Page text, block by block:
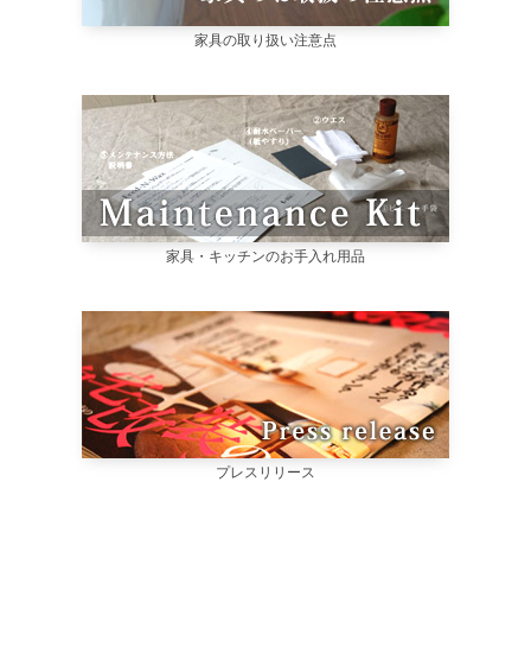
家具の取り扱い注意点
家具・キッチンのお手入れ用品
プレスリリース